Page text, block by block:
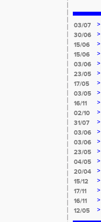
03/07 >
30/06
>
15/06
>
15/06
>
03/06
>
23/05
>
17/05
>
03/05
>
16/11
>
02/10
>
31/07
>
03/06
>
03/06
>
23/05
>
04/05
>
20/04
>
15/12
>
17/11
>
16/11
>
12/05
>